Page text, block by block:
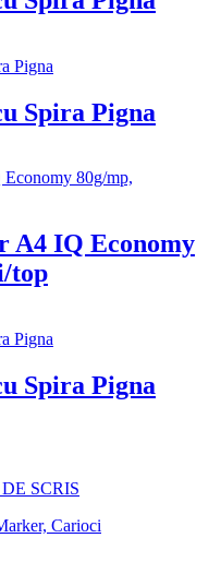
Spira Pigna
A4 IQ Economy
top
Spira Pigna
SCRIS
Carioci